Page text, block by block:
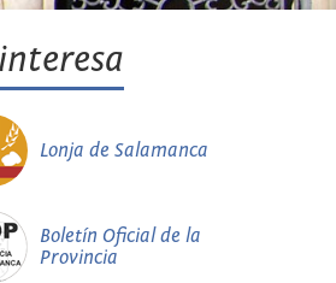
Lonja de Salamanca
Boletín Oficial de la
Provincia